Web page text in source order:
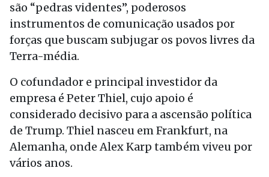
são “pedras videntes”, poderosos
instrumentos de comunicação usados por
forças que buscam subjugar os povos livres da
Terra-média.
O cofundador e principal investidor da
empresa é Peter Thiel, cujo apoio é
considerado decisivo para a ascensão política
de Trump. Thiel nasceu em Frankfurt, na
Alemanha, onde Alex Karp também viveu por
vários anos.